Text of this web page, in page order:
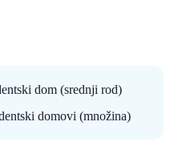
dom (srednji rod)
domovi (množina)